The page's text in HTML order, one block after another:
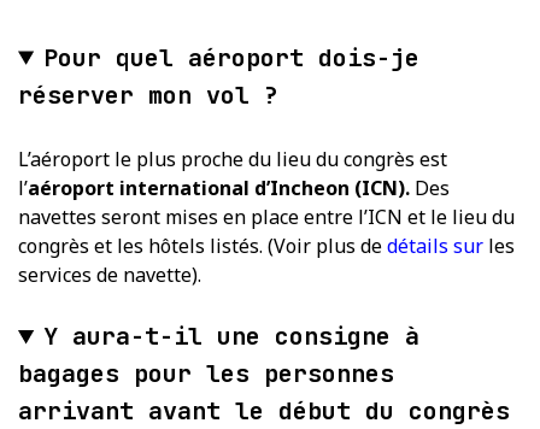
Pour quel aéroport dois-je
réserver mon vol ?
L’aéroport le plus proche du lieu du congrès est
l’aéroport international d’Incheon (ICN). Des
navettes seront mises en place entre l’ICN et le lieu du
congrès et les hôtels listés. (Voir plus dedétails sur les
services de navette).
Y aura-t-il une consigne à
bagages pour les personnes
arrivant avant le début du congrès